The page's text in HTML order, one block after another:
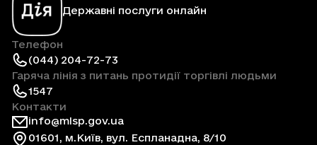
Державні послуги онлайн
Телефон
(044) 204-72-73
Гаряча лінія з питань протидії торгівлі людьми
1547
Контакти
info@mlsp.gov.ua
01601, м.Київ, вул. Еспланадна, 8/10